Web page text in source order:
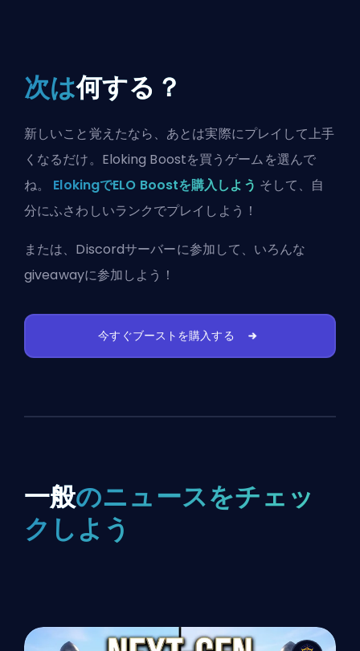
次は何する？
新しいこと覚えたなら、あとは実際にプレイして上手
くなるだけ。Eloking Boostを買うゲームを選んで
ね。 ElokingでELO Boostを購入しよう そして、自
分にふさわしいランクでプレイしよう！
または、 Discordサーバーに参加して、いろんな
giveawayに参加しよう！
今すぐブーストを購入する
一般のニュースをチェッ
クしよう